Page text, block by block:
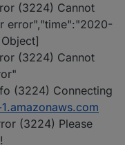
leider wird der
FAQ usw halfen mir
ich schon.
password or user not
02-
/ [object Object]
13 22:06:18.223 error
fetch URL key: "Invalid
not exists"
02-13 22:06:17.098
state SHSW-
Value: -60 for
/ shelly1-8B1AC0
Ebenso habe ich
PW ebenfalls klein
raus
und den Adapter
installiert.
Amazonaws URL im
ist gestoppt.
sehe ich allerdings
helfen?
Infos?
(3224) Cannot
error","time":"2020-
(3224) Cannot
(3224) Connecting
(3224) Please